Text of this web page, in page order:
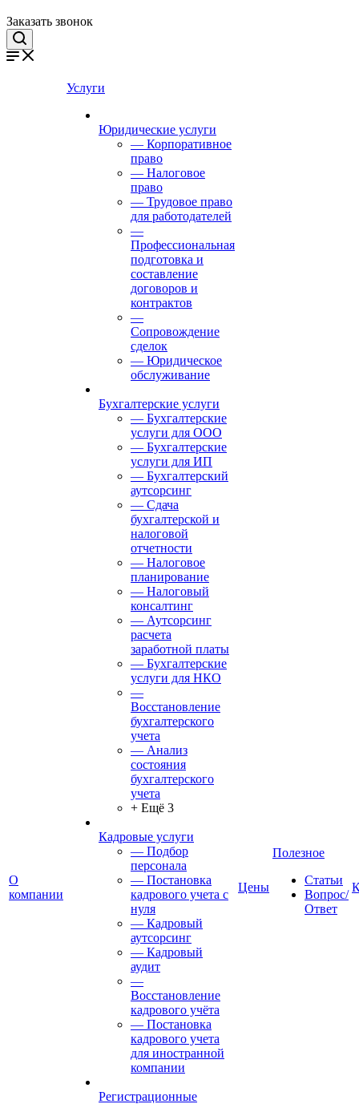
Заказать звонок
О
компании
Услуги
Юридические услуги
— Корпоративное
право
— Налоговое
право
— Трудовое право
для работодателей
—
Профессиональная
подготовка и
составление
договоров и
контрактов
—
Сопровождение
сделок
— Юридическое
обслуживание
Бухгалтерские услуги
— Бухгалтерские
услуги для ООО
— Бухгалтерские
услуги для ИП
— Бухгалтерский
аутсорсинг
— Сдача
бухгалтерской и
налоговой
отчетности
— Налоговое
планирование
— Налоговый
консалтинг
— Аутсорсинг
расчета
заработной платы
— Бухгалтерские
услуги для НКО
—
Восстановление
бухгалтерского
учета
— Анализ
состояния
бухгалтерского
учета
+ Ещё 3
Кадровые услуги
— Подбор
персонала
— Постановка
кадрового учета с
нуля
— Кадровый
аутсорсинг
— Кадровый
аудит
—
Восстановление
кадрового учёта
— Постановка
кадрового учета
для иностранной
компании
Регистрационные
Цены
Полезное
Статьи
Вопрос/
Ответ